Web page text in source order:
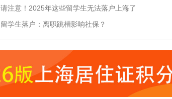
请注意！2025年这些留学生无法落户上海了
留学生落户：离职跳槽影响社保？